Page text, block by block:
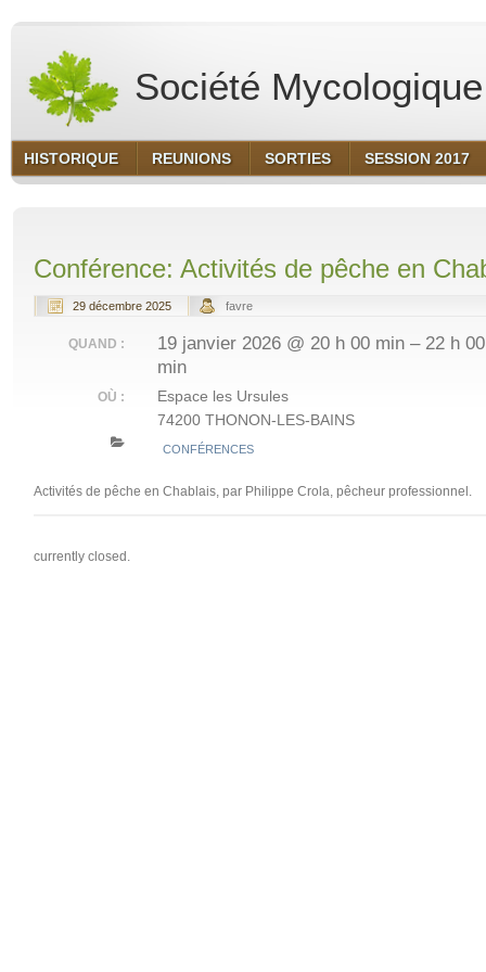
Société
HISTORIQUE REUNIONS SORTIES SESSION 2017
Conférence: Activités de pêche en
29 décembre 2025 favre
QUAND :
19 janvier 2026 @ 20 h 00 min – 22 h 00
min
OÙ :
Espace les Ursules
74200 THONON-LES-BAINS
CONFÉRENCES
Activités de pêche en Chablais, par Philippe Crola, pêcheur professionnel.
currently closed.